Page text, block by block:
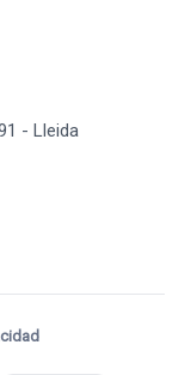
- Lleida